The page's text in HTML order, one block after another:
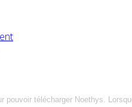
pouvoir télécharger Noethys.